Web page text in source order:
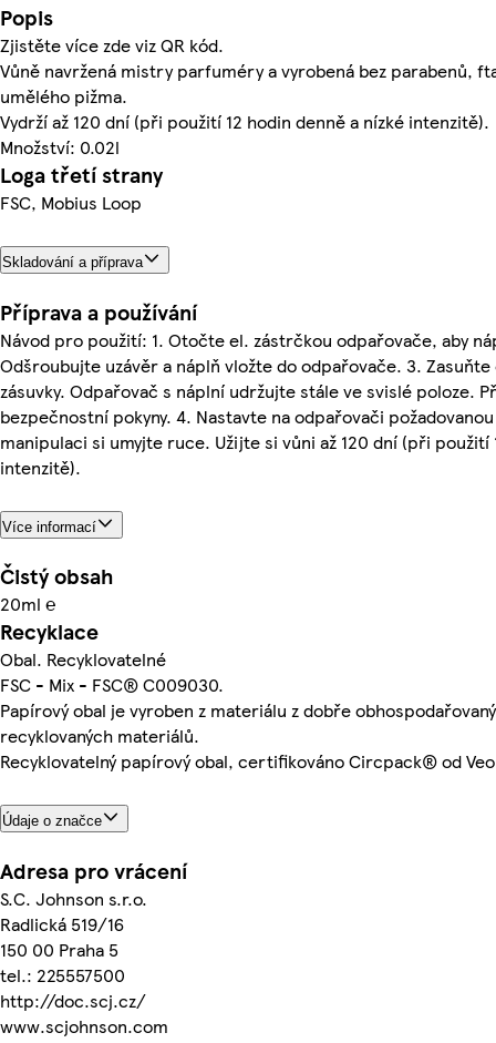
Popis
Zjistěte více zde viz QR kód.
Vůně navržená mistry parfuméry a vyrobená bez parabenů,
umělého pižma.
Vydrží až 120 dní (při použití 12 hodin denně a nízké intenzitě).
Množství: 0.02l
Loga třetí strany
FSC, Mobius Loop
Skladování a příprava
Příprava a používání
Návod pro použití: 1. Otočte el. zástrčkou odpařovače, aby
Odšroubujte uzávěr a náplň vložte do odpařovače. 3.
zásuvky. Odpařovač s náplní udržujte stále ve svislé poloze.
bezpečnostní pokyny. 4. Nastavte na odpařovači
manipulaci si umyjte ruce. Užijte si vůni až 120 dní (při použití
intenzitě).
Více informací
Čistý obsah
20ml ℮
Recyklace
Obal. Recyklovatelné
FSC - Mix - FSC® C009030.
Papírový obal je vyroben z materiálu z dobře
recyklovaných materiálů.
Recyklovatelný papírový obal, certifikováno Circpack® od
Údaje o značce
Adresa pro vrácení
S.C. Johnson s.r.o.
Radlická 519/16
150 00 Praha 5
tel.: 225557500
http://doc.scj.cz/
www.scjohnson.com